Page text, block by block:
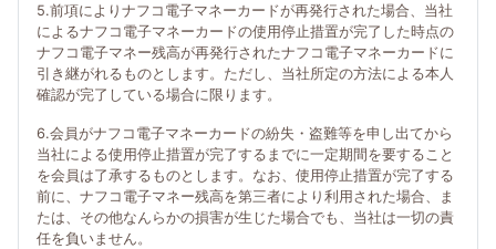
5.前項によりナフコ電子マネーカードが再発行された場合、当社
によるナフコ電子マネーカードの使用停止措置が完了した時点の
ナフコ電子マネー残高が再発行されたナフコ電子マネーカードに
引き継がれるものとします。ただし、当社所定の方法による本人
確認が完了している場合に限ります。
6.会員がナフコ電子マネーカードの紛失・盗難等を申し出てから
当社による使用停止措置が完了するまでに一定期間を要すること
を会員は了承するものとします。なお、使用停止措置が完了する
前に、ナフコ電子マネー残高を第三者により利用された場合、ま
たは、その他なんらかの損害が生じた場合でも、当社は一切の責
任を負いません。